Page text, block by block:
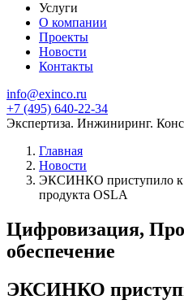
Услуги
О компании
Проекты
Новости
Контакты
info@exinco.ru
+7 (495) 640-22-34
Экспертиза. Инжиниринг.
Главная
Новости
ЭКСИНКО приступило к
продукта OSLA
Цифровизация,
обеспечение
ЭКСИНКО